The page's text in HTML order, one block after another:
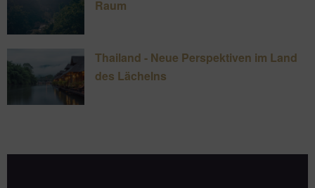
Raum
Thailand - Neue Perspektiven im Land
des Lächelns